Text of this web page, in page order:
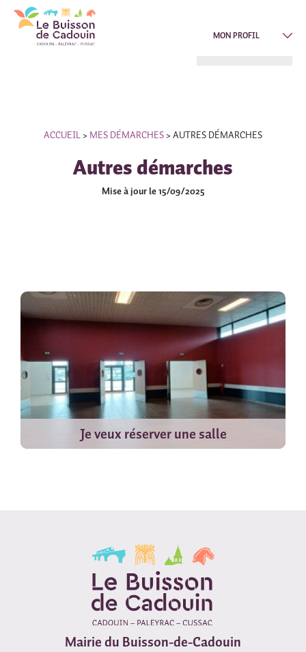
MON PROFIL
ACCUEIL> MES DÉMARCHES> AUTRES DÉMARCHES
Autres démarches
Mise à jour le 15/09/2025
Je veux réserver une salle
Mairie du Buisson-de-Cadouin